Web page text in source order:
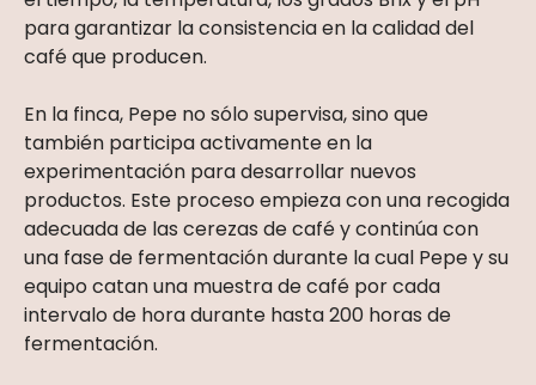
para garantizar la consistencia en la calidad del
café que producen.
En la finca, Pepe no sólo supervisa, sino que
también participa activamente en la
experimentación para desarrollar nuevos
productos. Este proceso empieza con una recogida
adecuada de las cerezas de café y continúa con
una fase de fermentación durante la cual Pepe y su
equipo catan una muestra de café por cada
intervalo de hora durante hasta 200 horas de
fermentación.